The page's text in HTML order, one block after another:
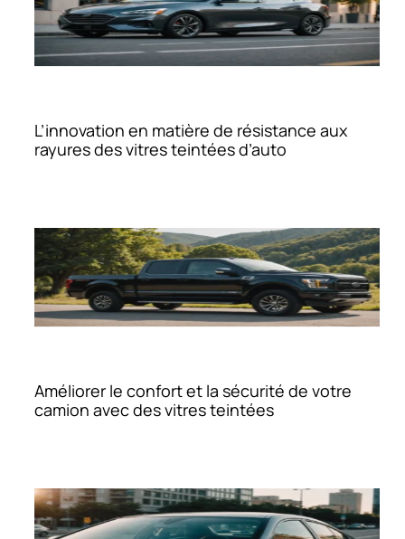
L’innovation en matière de résistance aux
rayures des vitres teintées d’auto
Améliorer le confort et la sécurité de votre
camion avec des vitres teintées